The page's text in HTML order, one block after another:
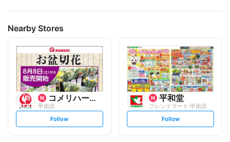
Nearby Stores
コメリハード&グリーン
甲南店
s
t
Follow
平和堂
フレンドマート 甲南店
s
t
Follow